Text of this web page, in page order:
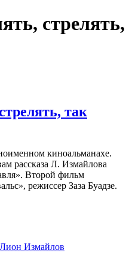
стрелять,
так
киноальманахе.
рассказа Л. Измайлова
Второй фильм
режиссер Заза Буадзе.
Лион Измайлов